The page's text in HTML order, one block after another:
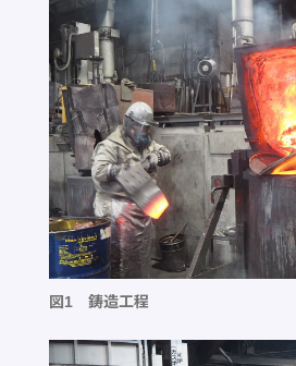
図1 鋳造工程